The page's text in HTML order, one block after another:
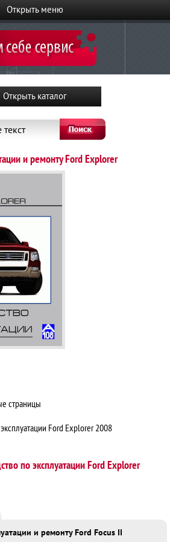
и ремонту Ford Explorer
страницы
Ford Explorer 2008
по эксплуатации Ford Explorer
и ремонту Ford Focus II